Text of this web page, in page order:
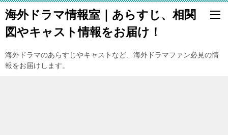
海外ドラマ情報室｜あらすじ、相関
図やキャスト情報をお届け！
海外ドラマのあらすじやキャストなど、海外ドラマファン必見の情
報をお届けします。